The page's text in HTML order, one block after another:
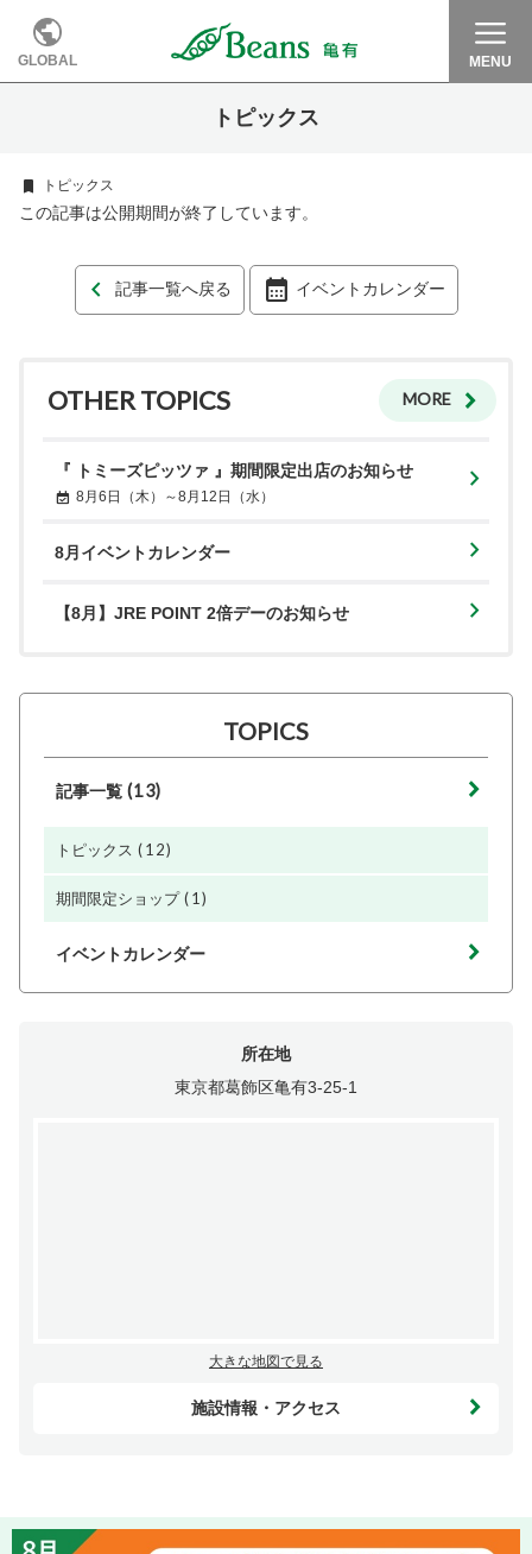
GLOBAL MENU
トピックス
トピックス
この記事は公開期間が終了しています。
記事一覧へ戻る イベントカレンダー
OTHER TOPICS MORE
『 トミーズピッツァ 』期間限定出店のお知らせ
8月6日（木）～8月12日（水）
8月イベントカレンダー
【8月】JRE POINT 2倍デーのお知らせ
TOPICS
記事一覧 (13)
トピックス (12)
期間限定ショップ(1)
イベントカレンダー
所在地
東京都葛飾区亀有3-25-1
大きな地図で見る
施設情報・アクセス